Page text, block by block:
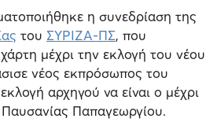
η συνεδρίαση της
του ΣΥΡΙΖΑ-ΠΣ, που
μέχρι την εκλογή του νέου
νέος εκπρόσωπος του
αρχηγού να είναι ο μέχρι
Παπαγεωργίου.